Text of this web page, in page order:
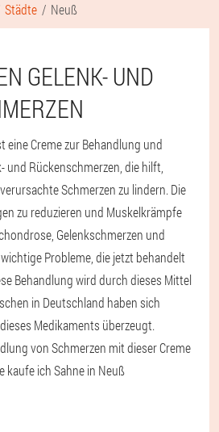
Städte Neuß
GELENK- UND
eine Creme zur Behandlung und
und Rückenschmerzen, die hilft,
Schmerzen zu lindern. Die
zu reduzieren und Muskelkrämpfe
Gelenkschmerzen und
Probleme, die jetzt behandelt
Behandlung wird durch dieses Mittel
in Deutschland haben sich
Medikaments überzeugt.
von Schmerzen mit dieser Creme
kaufe ich Sahne in Neuß